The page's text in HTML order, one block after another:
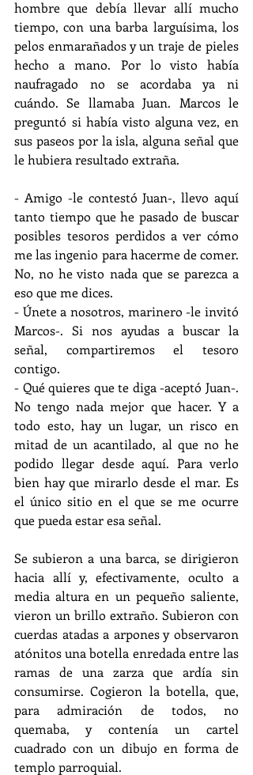
hombre que debía llevar allí mucho
tiempo, con una barba larguísima, los
pelos enmarañados y un traje de pieles
hecho a mano. Por lo visto había
naufragado no se acordaba ya ni
cuándo. Se llamaba Juan. Marcos le
preguntó si había visto alguna vez, en
sus paseos por la isla, alguna señal que
le hubiera resultado extraña.
- Amigo -le contestó Juan-, llevo aquí
tanto tiempo que he pasado de buscar
posibles tesoros perdidos a ver cómo
me las ingenio para hacerme de comer.
No, no he visto nada que se parezca a
eso que me dices.
- Únete a nosotros, marinero -le invitó
Marcos-. Si nos ayudas a buscar la
señal, compartiremos el tesoro
contigo.
- Qué quieres que te diga -aceptó Juan-.
No tengo nada mejor que hacer. Y a
todo esto, hay un lugar, un risco en
mitad de un acantilado, al que no he
podido llegar desde aquí. Para verlo
bien hay que mirarlo desde el mar. Es
el único sitio en el que se me ocurre
que pueda estar esa señal.
Se subieron a una barca, se dirigieron
hacia allí y, efectivamente, oculto a
media altura en un pequeño saliente,
vieron un brillo extraño. Subieron con
cuerdas atadas a arpones y observaron
atónitos una botella enredada entre las
ramas de una zarza que ardía sin
consumirse. Cogieron la botella, que,
para admiración de todos, no
quemaba, y contenía un cartel
cuadrado con un dibujo en forma de
templo parroquial.